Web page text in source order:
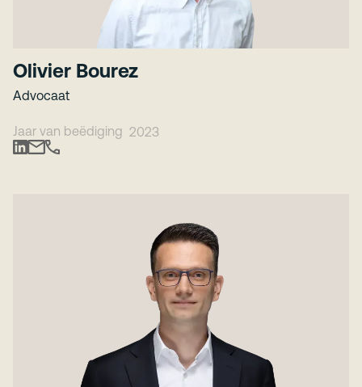
Olivier Bourez
Advocaat
Jaar van beëdiging 2023